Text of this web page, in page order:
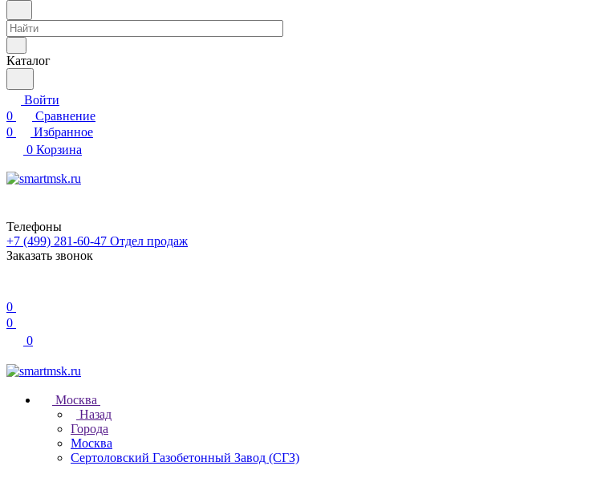
Каталог
Войти
0
Сравнение
0
Избранное
0 Корзина
Телефоны
+7 (499) 281-60-47 Отдел продаж
Заказать звонок
0
0
0
Москва
Назад
Города
Москва
Сертоловский Газобетонный Завод (СГЗ)